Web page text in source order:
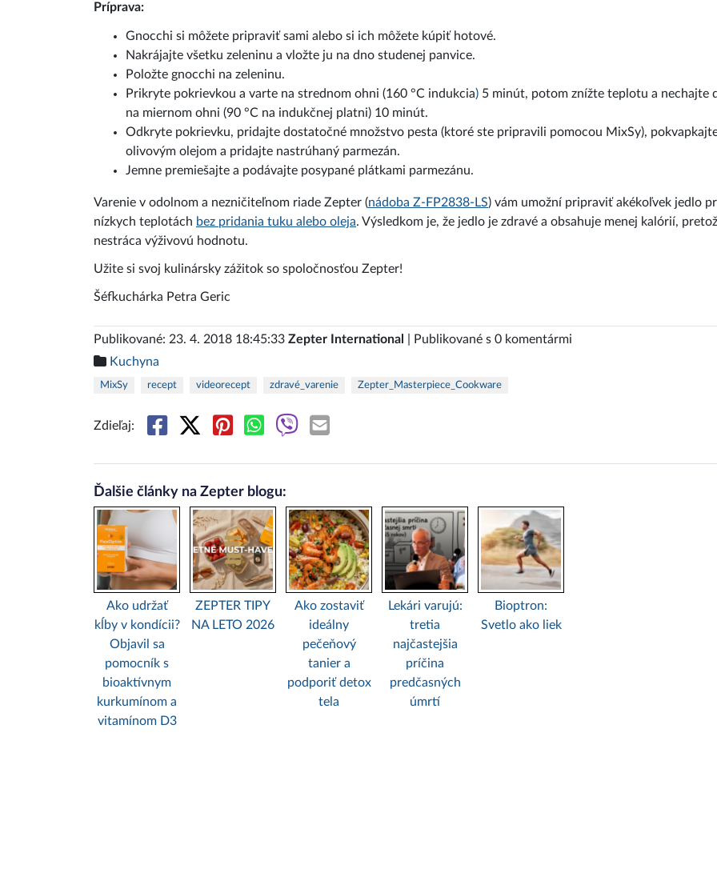
Príprava:
Gnocchi si môžete pripraviť sami alebo si ich môžete kúpiť hotové.
Nakrájajte všetku zeleninu a vložte ju na dno studenej panvice.
Položte gnocchi na zeleninu.
Prikryte pokrievkou a varte na strednom ohni (160 °C indukcia) 5 minút, potom znížte teplotu a nechajte
na miernom ohni (90 °C na indukčnej platni) 10 minút.
Odkryte pokrievku, pridajte dostatočné množstvo pesta (ktoré ste pripravili pomocou MixSy),
olivovým olejom a pridajte nastrúhaný parmezán.
Jemne premiešajte a podávajte posypané plátkami parmezánu.
Varenie v odolnom a nezničiteľnom riade Zepter (nádoba Z-FP2838-LS) vám umožní pripraviť akékoľvek jedlo
nízkych teplotách bez pridania tuku alebo oleja. Výsledkom je, že jedlo je zdravé a obsahuje menej kalórií,
nestráca výživovú hodnotu.
Užite si svoj kulinársky zážitok so spoločnosťou Zepter!
Šéfkuchárka Petra Geric
Publikované: 23. 4. 2018 18:45:33 Zepter International
| Publikované s 0 komentármi
Kuchyna
MixSy recept videorecept zdravé_varenie Zepter_Masterpiece_Cookware
Zdieľaj:
Ďalšie články na Zepter blogu:
Ako udržať
kĺby v kondícii?
Objavil sa
pomocník s
bioaktívnym
kurkumínom a
vitamínom D3
ZEPTER TIPY
NA LETO 2026
Ako zostaviť
ideálny
pečeňový
tanier a
podporiť detox
tela
Lekári varujú:
tretia
najčastejšia
príčina
predčasných
úmrtí
Bioptron:
Svetlo ako liek